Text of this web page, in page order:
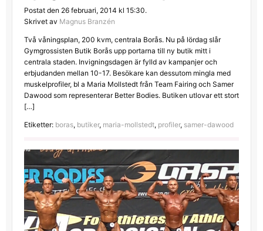
Postat den 26 februari, 2014 kl 15:30.
Skrivet av Magnus Branzén
Två våningsplan, 200 kvm, centrala Borås. Nu på lördag slår
Gymgrossisten Butik Borås upp portarna till ny butik mitt i
centrala staden. Invigningsdagen är fylld av kampanjer och
erbjudanden mellan 10-17. Besökare kan dessutom mingla med
muskelprofiler, bl a Maria Mollstedt från Team Fairing och Samer
Dawood som representerar Better Bodies. Butiken utlovar ett stort
[…]
Etiketter: boras, butiker, maria-mollstedt, profiler, samer-dawood